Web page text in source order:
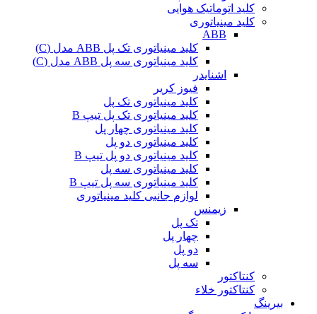
کلید اتوماتیک هوایی
کلید مینیاتوری
ABB
کلید مینیاتوری تک پل ABB مدل (C)
کلید مینیاتوری سه پل ABB مدل (C)
اشنایدر
فیوز کریر
کلید مینیاتوری تک پل
کلید مینیاتوری تک پل تیپ B
کلید مینیاتوری چهار پل
کلید مینیاتوری دو پل
کلید مینیاتوری دو پل تیپ B
کلید مینیاتوری سه پل
کلید مینیاتوری سه پل تیپ B
لوازم جانبی کلید مینیاتوری
زیمنس
تک پل
چهار پل
دو پل
سه پل
کنتاکتور
کنتاکتور خلاء
بیرینگ